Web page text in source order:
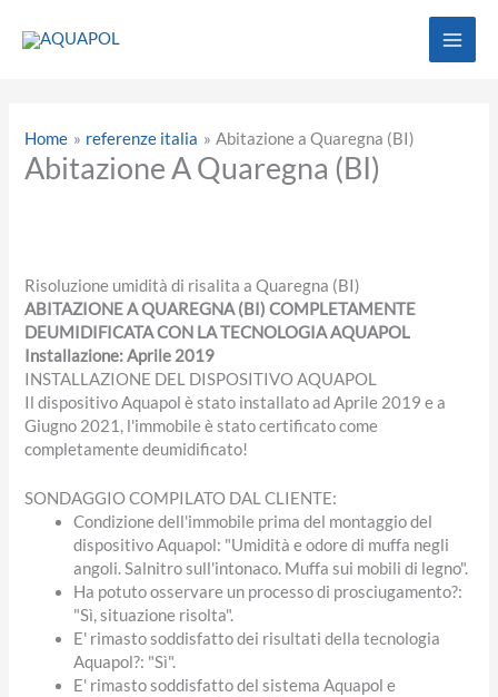
Home referenze italia Abitazione a Quaregna (BI)
Abitazione A Quaregna (BI)
Risoluzione umidità di risalita a Quaregna (BI)
ABITAZIONE A QUAREGNA (BI) COMPLETAMENTE
DEUMIDIFICATA CON LA TECNOLOGIA AQUAPOL
Installazione: Aprile 2019
INSTALLAZIONE DEL DISPOSITIVO AQUAPOL
Il dispositivo Aquapol è stato installato ad Aprile 2019 e a
Giugno 2021, l'immobile è stato certificato come
completamente deumidificato!
SONDAGGIO COMPILATO DAL CLIENTE:
Condizione dell'immobile prima del montaggio del
dispositivo Aquapol: "Umidità e odore di muffa negli
angoli. Salnitro sull'intonaco. Muffa sui mobili di legno".
Ha potuto osservare un processo di prosciugamento?:
"Sì, situazione risolta".
E' rimasto soddisfatto dei risultati della tecnologia
Aquapol?: "Sì".
E' rimasto soddisfatto del sistema Aquapol e